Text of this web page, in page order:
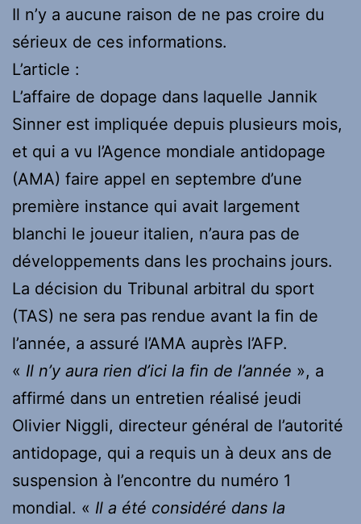
Il n’y a aucune raison de ne pas croire du
sérieux de ces informations.
L’article :
L’affaire de dopage dans laquelle Jannik
Sinner est impliquée depuis plusieurs mois,
et qui a vu l’Agence mondiale antidopage
(AMA) faire appel en septembre d’une
première instance qui avait largement
blanchi le joueur italien, n’aura pas de
développements dans les prochains jours.
La décision du Tribunal arbitral du sport
(TAS) ne sera pas rendue avant la fin de
l’année, a assuré l’AMA auprès l’AFP.
« Il n’y aura rien d’ici la fin de l’année », a
affirmé dans un entretien réalisé jeudi
Olivier Niggli, directeur général de l’autorité
antidopage, qui a requis un à deux ans de
suspension à l’encontre du numéro 1
mondial. « Il a été considéré dans la